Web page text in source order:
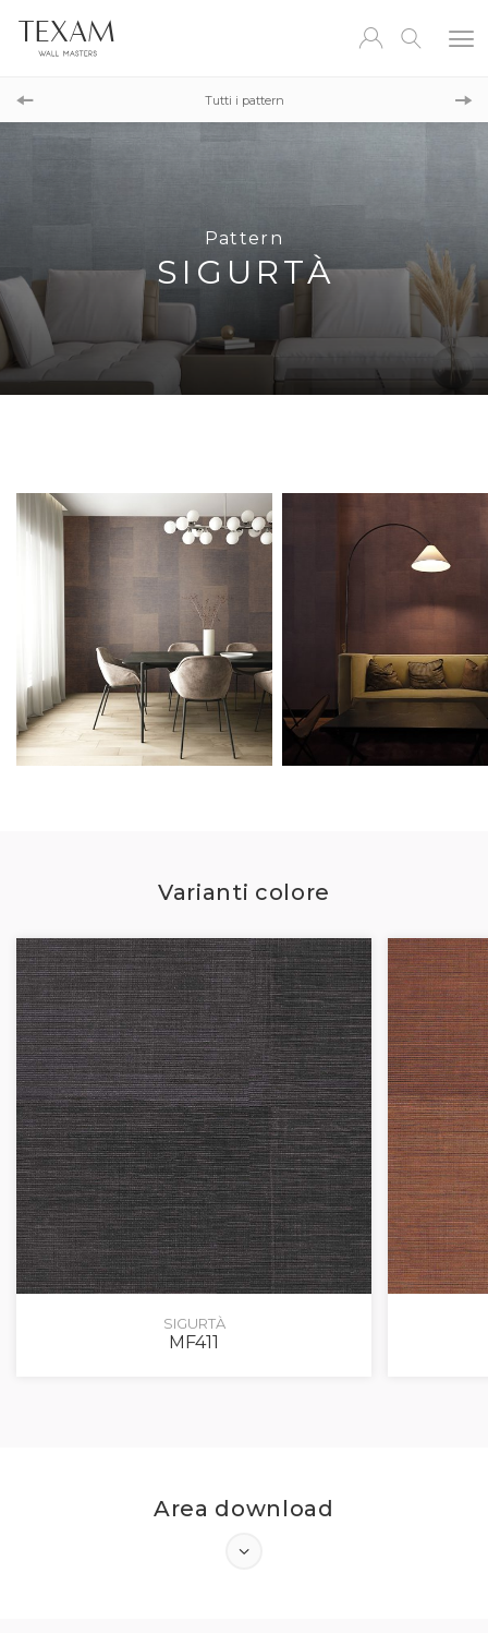
Tutti i pattern
Pattern
SIGURTÀ
Varianti colore
SIGURTÀ
MF411
Area download